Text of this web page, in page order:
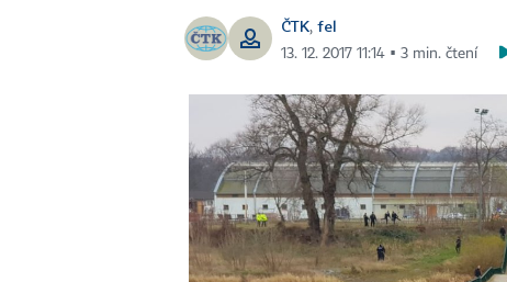
ČTK, fel
13. 12. 2017 11:14 ▪ 3 min. čtení